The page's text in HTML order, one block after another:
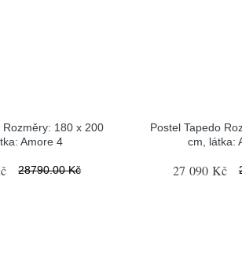
Rozměry: 180 x 200
Amore 4
28790.00 Kč
Postel Tapedo
cm, látka:
27 090 Kč